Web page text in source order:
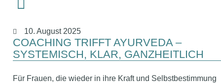
10. August 2025
COACHING TRIFFT AYURVEDA –
SYSTEMISCH, KLAR, GANZHEITLICH
Für Frauen, die wieder in ihre Kraft und Selbstbestimmung